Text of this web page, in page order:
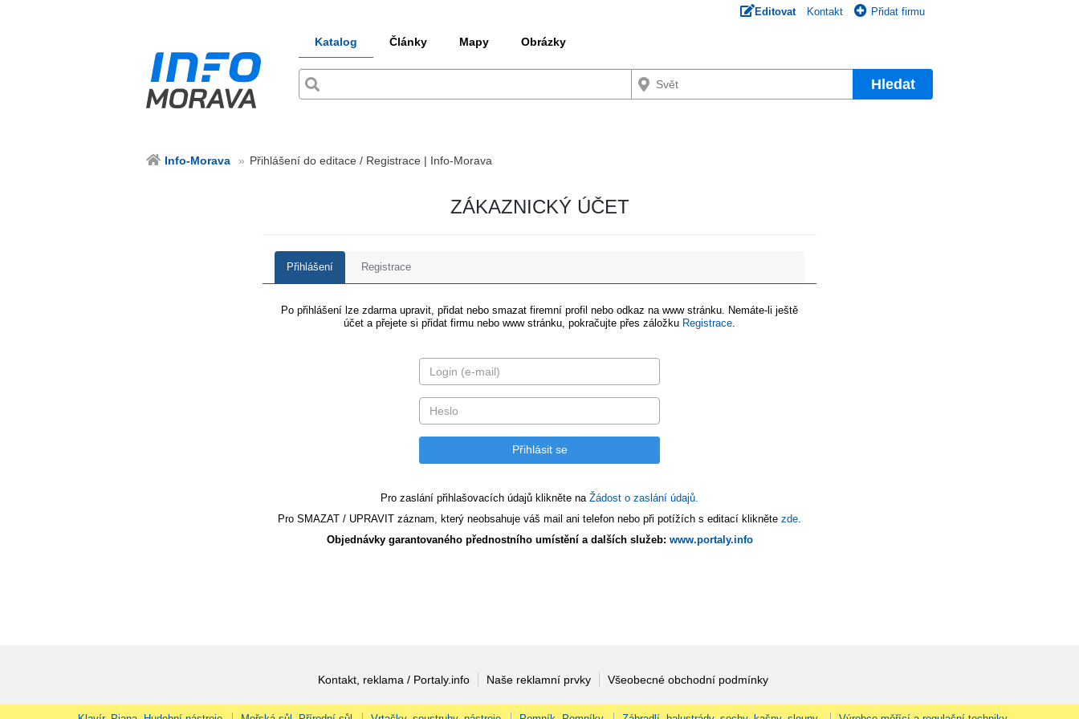
Editovat Kontakt Přidat firmu
Katalog Články Mapy Obrázky
Hledat
Info-Morava Přihlášení do editace / Registrace | Info-Morava
ZÁKAZNICKÝ ÚČET
Přihlášení Registrace
Po přihlášení lze zdarma upravit, přidat nebo smazat firemní profil nebo odkaz na www stránku. Nemáte-li ještě
účet a přejete si přidat firmu nebo www stránku, pokračujte přes záložku Registrace
Pro zaslání přihlašovacích údajů klikněte na Žádost o zaslání údajů.
Pro SMAZAT / UPRAVIT záznam, který neobsahuje váš mail ani telefon nebo při potížích s editací klikněte zde
Objednávky garantovaného přednostního umístění a dalších služeb: www.portaly.info
Kontakt, reklama / Portaly.info Naše reklamní prvky Všeobecné obchodní podmínky